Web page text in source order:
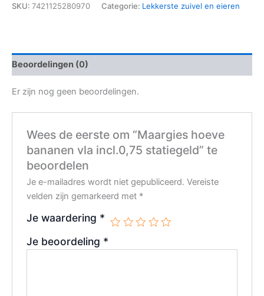
SKU: 7421125280970 Categorie: Lekkerste zuivel en eieren
Beoordelingen (0)
Er zijn nog geen beoordelingen.
Wees de eerste om “Maargies hoeve
bananen vla incl.0,75 statiegeld” te
beoordelen
Je e-mailadres wordt niet gepubliceerd. Vereiste
velden zijn gemarkeerd met *
Je waardering *
Je beoordeling *